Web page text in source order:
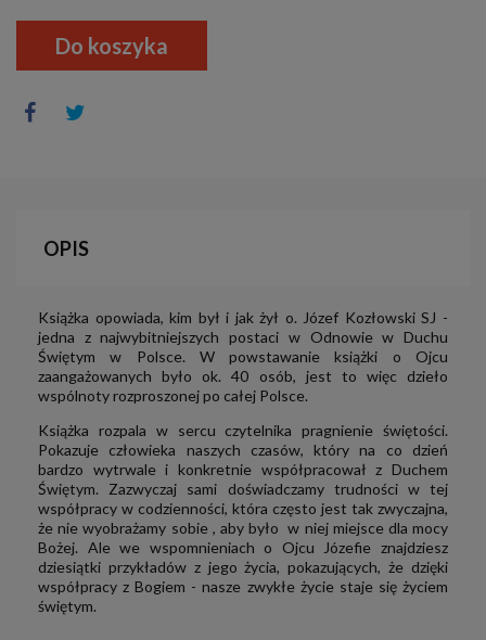
Do koszyka
OPIS
Książka opowiada, kim był i jak żył o. Józef Kozłowski SJ -
jedna z najwybitniejszych postaci w Odnowie w Duchu
Świętym w Polsce. W powstawanie książki o Ojcu
zaangażowanych było ok. 40 osób, jest to więc dzieło
wspólnoty rozproszonej po całej Polsce.
Książka rozpala w sercu czytelnika pragnienie świętości.
Pokazuje człowieka naszych czasów, który na co dzień
bardzo wytrwale i konkretnie współpracował z Duchem
Świętym. Zazwyczaj sami doświadczamy trudności w tej
współpracy w codzienności, która często jest tak zwyczajna,
że nie wyobrażamy sobie , aby było w niej miejsce dla mocy
Bożej. Ale we wspomnieniach o Ojcu Józefie znajdziesz
dziesiątki przykładów z jego życia, pokazujących, że dzięki
współpracy z Bogiem - nasze zwykłe życie staje się życiem
świętym.